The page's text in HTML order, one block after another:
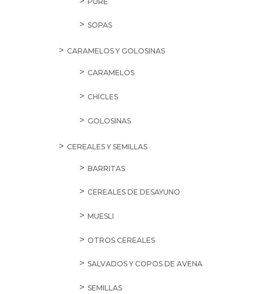
SOPAS
CARAMELOS Y GOLOSINAS
CARAMELOS
CHICLES
GOLOSINAS
CEREALES Y SEMILLAS
BARRITAS
CEREALES DE DESAYUNO
MUESLI
OTROS CEREALES
SALVADOS Y COPOS DE AVENA
SEMILLAS